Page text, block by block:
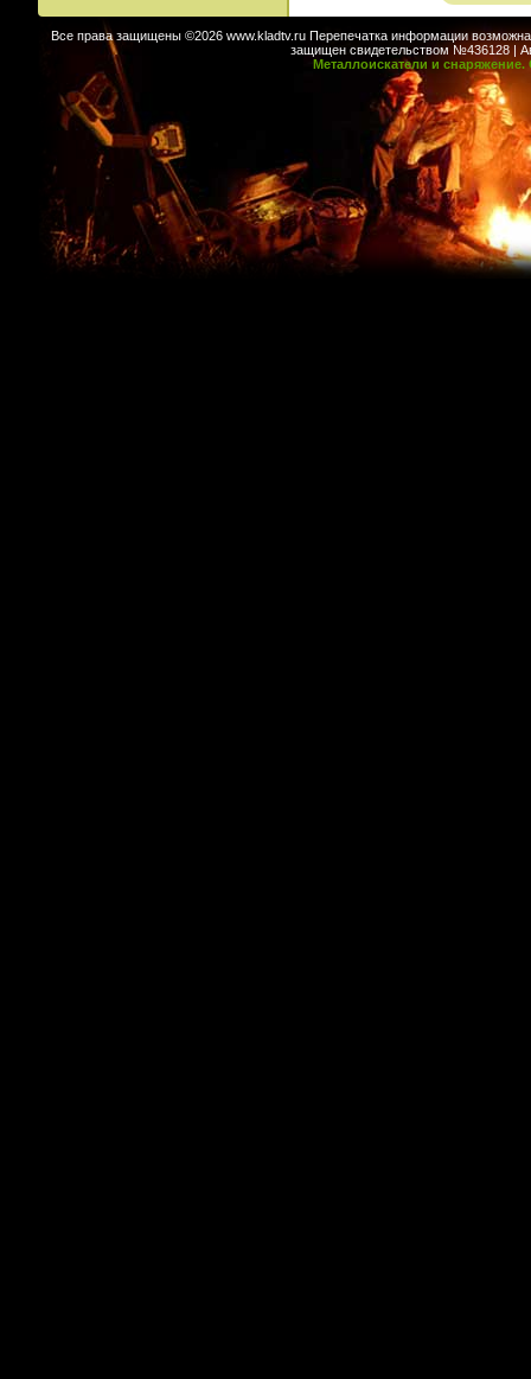
Все права защищены ©2026 www.kladtv.ru Перепечатка информации возможна
защищен свидетельством №436128 |
Металлоискатели и